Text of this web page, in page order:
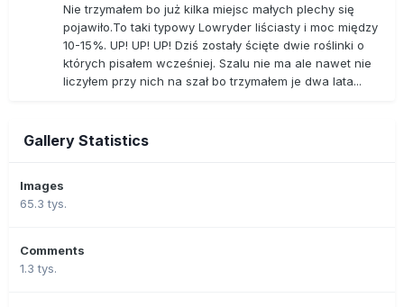
Nie trzymałem bo już kilka miejsc małych plechy się
pojawiło.To taki typowy Lowryder liściasty i moc między
10-15%. UP! UP! UP! Dziś zostały ścięte dwie roślinki o
których pisałem wcześniej. Szalu nie ma ale nawet nie
liczyłem przy nich na szał bo trzymałem je dwa lata...
Gallery Statistics
Images
65.3 tys.
Comments
1.3 tys.